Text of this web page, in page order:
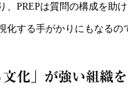
、PREPは質問の構成を助け
化する手がかりにもなるの
文化」が強い組織